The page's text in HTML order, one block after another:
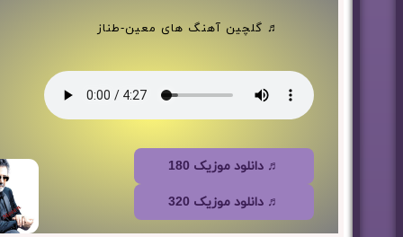
♬ گلچین آهنگ های معین-طناز
♬ دانلود موزیک 180
♬ دانلود موزیک 320